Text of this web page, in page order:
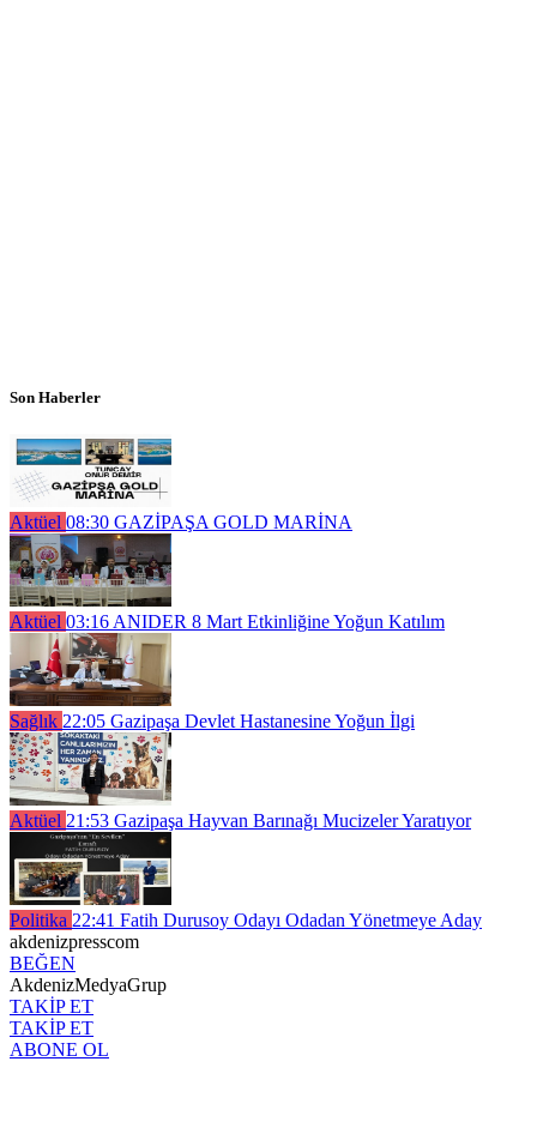
Son Haberler
Aktüel 08:30 GAZİPAŞA GOLD MARİNA
Aktüel 03:16 ANIDER 8 Mart Etkinliğine Yoğun Katılım
Sağlık 22:05 Gazipaşa Devlet Hastanesine Yoğun İlgi
Aktüel 21:53 Gazipaşa Hayvan Barınağı Mucizeler Yaratıyor
Politika 22:41 Fatih Durusoy Odayı Odadan Yönetmeye Aday
akdenizpresscom
BEĞEN
AkdenizMedyaGrup
TAKİP ET
TAKİP ET
ABONE OL